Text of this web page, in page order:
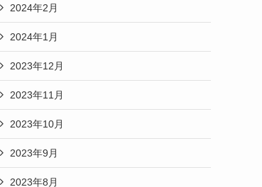
2024年2月
2024年1月
2023年12月
2023年11月
2023年10月
2023年9月
2023年8月